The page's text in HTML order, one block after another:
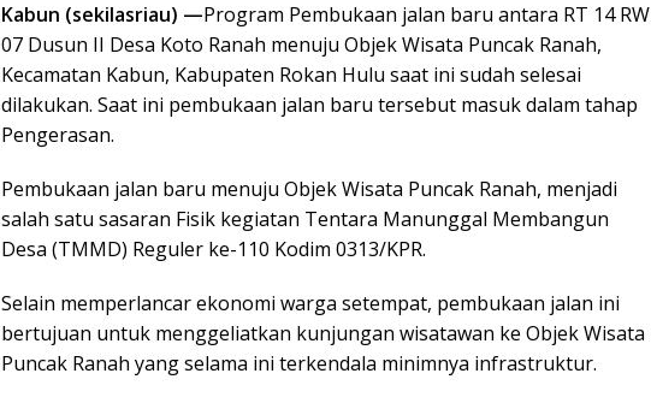
Kabun (sekilasriau) —Program Pembukaan jalan baru antara RT 14 RW
07 Dusun II Desa Koto Ranah menuju Objek Wisata Puncak Ranah,
Kecamatan Kabun, Kabupaten Rokan Hulu saat ini sudah selesai
dilakukan. Saat ini pembukaan jalan baru tersebut masuk dalam tahap
Pengerasan.
Pembukaan jalan baru menuju Objek Wisata Puncak Ranah, menjadi
salah satu sasaran Fisik kegiatan Tentara Manunggal Membangun
Desa (TMMD) Reguler ke-110 Kodim 0313/KPR.
Selain memperlancar ekonomi warga setempat, pembukaan jalan ini
bertujuan untuk menggeliatkan kunjungan wisatawan ke Objek Wisata
Puncak Ranah yang selama ini terkendala minimnya infrastruktur.